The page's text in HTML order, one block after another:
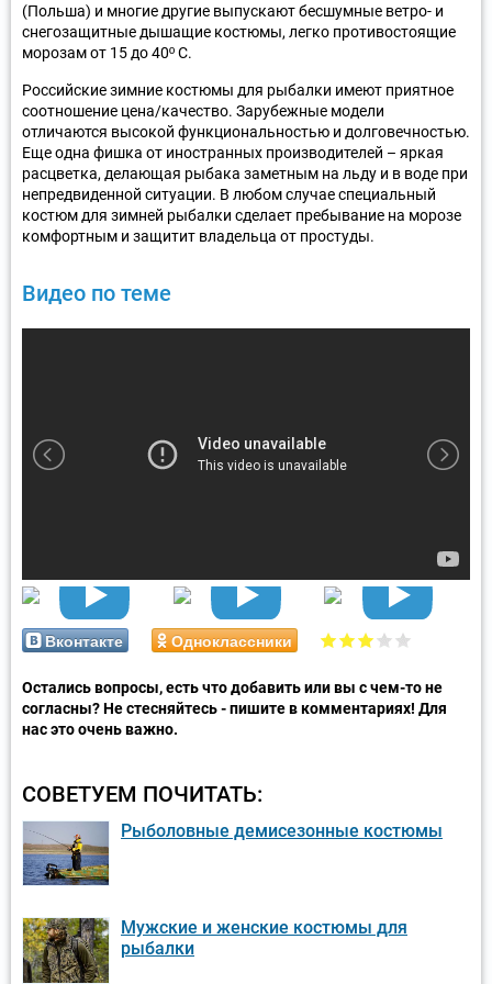
(Польша) и многие другие выпускают бесшумные ветро- и
снегозащитные дышащие костюмы, легко противостоящие
морозам от 15 до 40º C.
Российские зимние костюмы для рыбалки имеют приятное
соотношение цена/качество. Зарубежные модели
отличаются высокой функциональностью и долговечностью.
Еще одна фишка от иностранных производителей – яркая
расцветка, делающая рыбака заметным на льду и в воде при
непредвиденной ситуации. В любом случае специальный
костюм для зимней рыбалки сделает пребывание на морозе
комфортным и защитит владельца от простуды.
Видео по теме
Вконтакте Одноклассники
Остались вопросы, есть что добавить или вы с чем-то не
согласны? Не стесняйтесь - пишите в комментариях! Для
нас это очень важно.
СОВЕТУЕМ ПОЧИТАТЬ:
Рыболовные демисезонные костюмы
Мужские и женские костюмы для
рыбалки